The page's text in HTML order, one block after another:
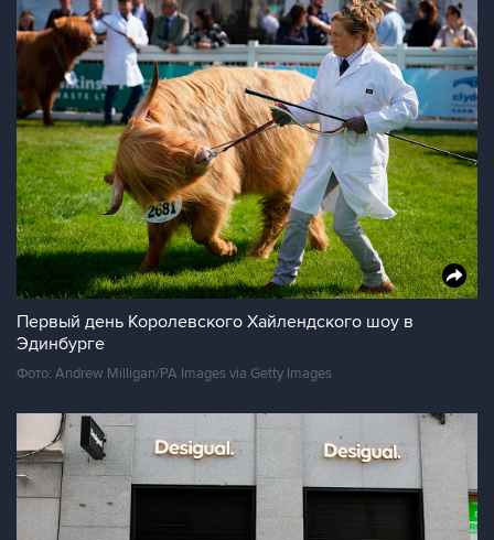
Первый день Королевского Хайлендского шоу в
Эдинбурге
Фото: Andrew Milligan/PA Images via Getty Images